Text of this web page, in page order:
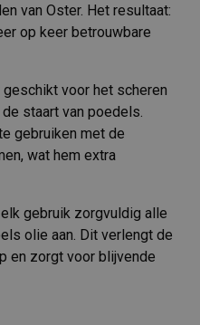
van Oster. Het resultaat:
op keer betrouwbare
voor het scheren
staart van poedels.
gebruiken met de
wat hem extra
gebruik zorgvuldig alle
olie aan. Dit verlengt de
en zorgt voor blijvende